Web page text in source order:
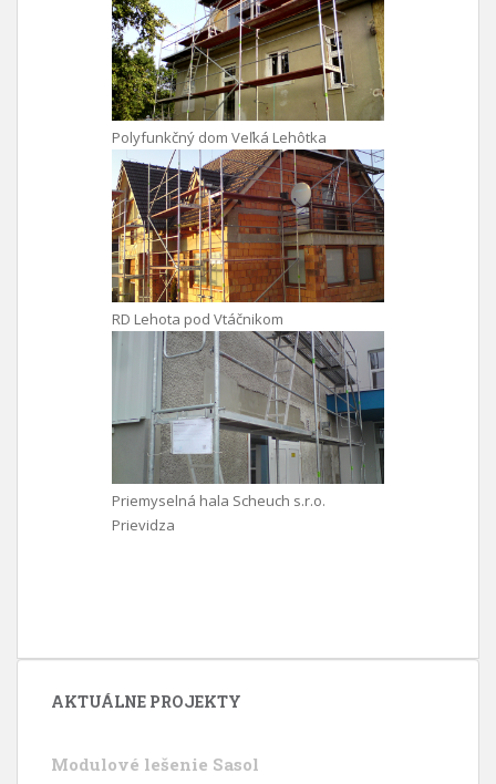
Polyfunkčný dom Veľká Lehôtka
RD Lehota pod Vtáčnikom
Priemyselná hala Scheuch s.r.o.
Prievidza
AKTUÁLNE PROJEKTY
Modulové lešenie Sasol